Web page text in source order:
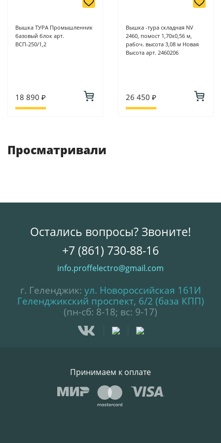
Вышка ТУРА Промышленник
базовый блок арт.
ВСП-250/1,2
18 890 ₽
Вышка -тура складная NV
2460, помост 1,70х0,56 м,
рабоч. высота 3,08 м Новая
Высота арт. 2460206
26 450 ₽
Просматривали
Остались вопросы? Звоните!
+7 (861) 730-88-16
info.proffelectro@gmail.com
г. Геленджик: ул. Новороссийская 161И
Геленджикский проспект, 6/2 (база КПП)
(пн-сб: 8-18; вс: 9-17)
Принимаем к оплате